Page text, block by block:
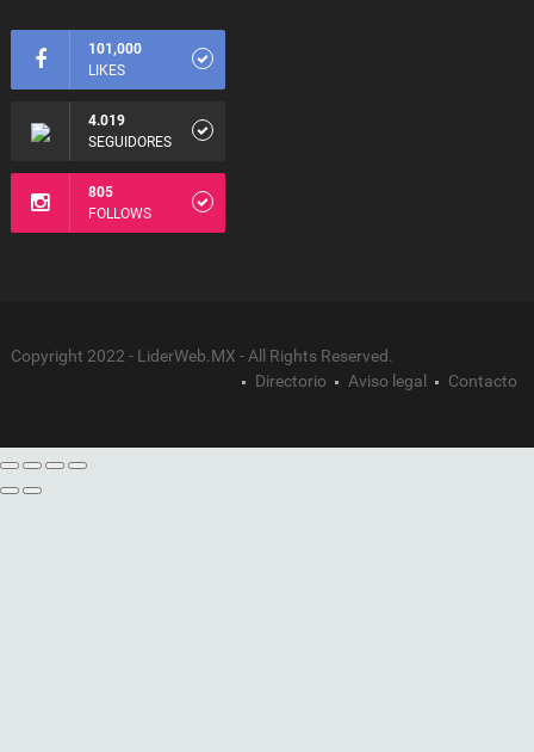
101,000
LIKES
4.019
SEGUIDORES
805
FOLLOWS
Copyright 2022 - LiderWeb.MX - All Rights Reserved.
Directorio
Aviso legal Contacto